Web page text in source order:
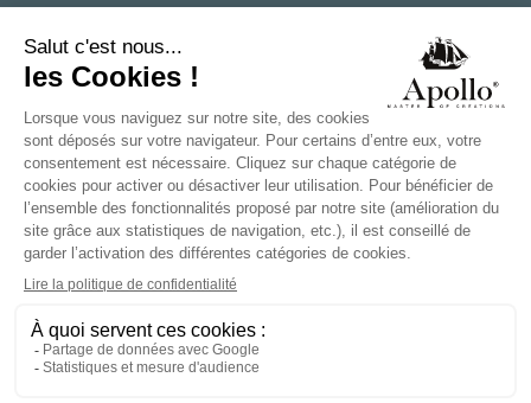
La Politique de Confidentialité
La politique sur les cookies